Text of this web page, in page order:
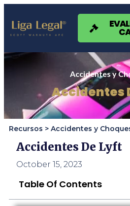
Nota:
sitio
web
sistema
Accidentes y
Accidentes
Recursos > Accidentes y
Accidentes De Lyft
October 15, 2023
Table Of Contents